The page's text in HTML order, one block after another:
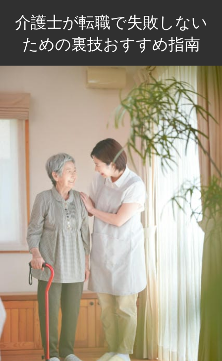
ツ
ス
キ
ッ
介護士が転職で失敗しない
ための裏技おすすめ指南
介
ず
職
裏
徹